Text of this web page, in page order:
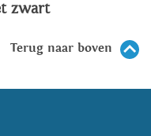
zwart
Terug naar boven